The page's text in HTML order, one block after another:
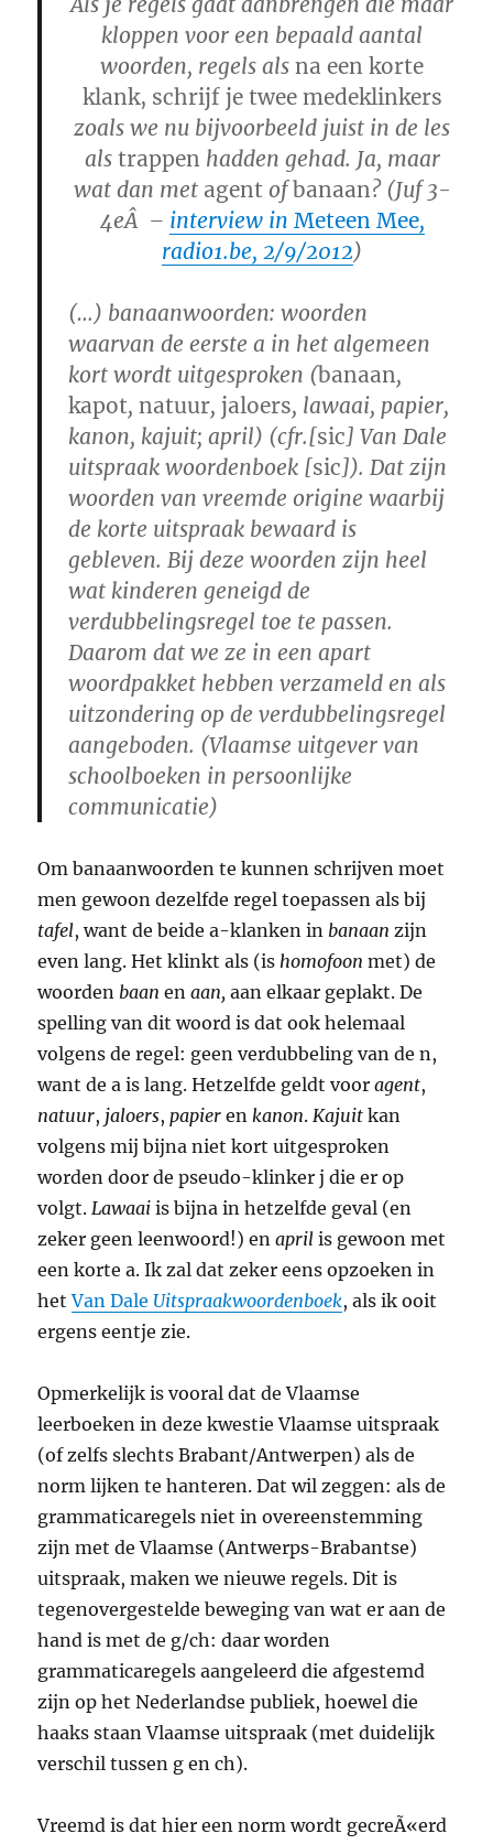
kloppen voor een bepaald aantal
woorden, regels als na een korte
klank, schrijf je twee medeklinkers
zoals we nu bijvoorbeeld juist in de les
als trappen hadden gehad. Ja, maar
wat dan met agent ofbanaan?(Juf 3-
4eÂ – interview in Meteen Mee,
radio1.be, 2/9/2012)
(…) banaanwoorden: woorden
waarvan de eerste a in het algemeen
kort wordt uitgesproken (banaan,
kapot,natuur,jaloers, lawaai, papier,
kanon, kajuit; april) (cfr.[sic] Van Dale
uitspraak woordenboek [sic]). Dat zijn
woorden van vreemde origine waarbij
de korte uitspraak bewaard is
gebleven. Bij deze woorden zijn heel
wat kinderen geneigd de
verdubbelingsregel toe te passen.
Daarom dat we ze in een apart
woordpakket hebben verzameld en als
uitzondering op de verdubbelingsregel
aangeboden. (Vlaamse uitgever van
schoolboeken in persoonlijke
communicatie)
Om banaanwoorden te kunnen schrijven moet
men gewoon dezelfde regel toepassen als bij
tafel, want de beide a-klanken in banaan zijn
even lang. Het klinkt als (ishomofoon met) de
woorden baan enaan, aan elkaar geplakt. De
spelling van dit woord is dat ook helemaal
volgens de regel: geen verdubbeling van de n,
want de a is lang. Hetzelfde geldt vooragent,
natuur, jaloers,papier enkanon.Kajuit kan
volgens mij bijna niet kort uitgesproken
worden door de pseudo-klinker j die er op
volgt.Lawaai is bijna in hetzelfde geval (en
zeker geen leenwoord!) enapril is gewoon met
een korte a. Ik zal dat zeker eens opzoeken in
hetVan Dale Uitspraakwoordenboek, als ik ooit
ergens eentje zie.
Opmerkelijk is vooral dat de Vlaamse
leerboeken in deze kwestie Vlaamse uitspraak
(of zelfs slechts Brabant/Antwerpen) als de
norm lijken te hanteren. Dat wil zeggen: als de
grammaticaregels niet in overeenstemming
zijn met de Vlaamse (Antwerps-Brabantse)
uitspraak, maken we nieuwe regels. Dit is
tegenovergestelde beweging van wat er aan de
hand is met de g/ch: daar worden
grammaticaregels aangeleerd die afgestemd
zijn op het Nederlandse publiek, hoewel die
haaks staan Vlaamse uitspraak (met duidelijk
verschil tussen g en ch).
Vreemd is dat hier een norm wordt gecreÃ«erd